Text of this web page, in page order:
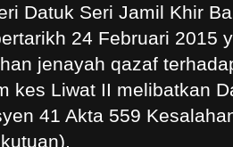
Datuk Seri Jamil Khir
24 Februari 2015
jenayah qazaf
kes Liwat II melibatkan
41 Akta 559